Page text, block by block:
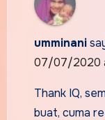
umminani
07/07/2020
Thank IQ,
buat, cuma